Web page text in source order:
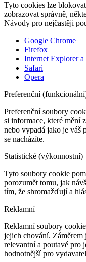
Tyto cookies lze
zobrazovat správně,
Návody pro nejčastěji
Google Chrome
Firefox
Internet Explorer a
Safari
Opera
Preferenční
Preferenční soubory
si informace, které mění
nebo vypadá jako je váš
se nacházíte.
Statistické (výkonnostní)
Tyto soubory cookie
porozumět tomu, jak
tím, že shromažďují a
Reklamní
Reklamní soubory
jejich chování. Záměrem
relevantní a poutavé pro
hodnotnější pro